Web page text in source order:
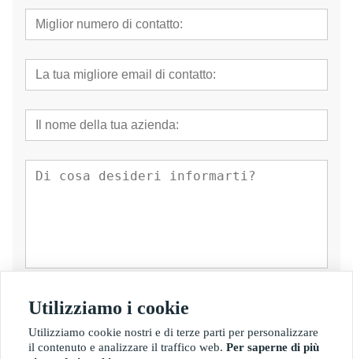
presentare
Utilizziamo i cookie
Utilizziamo cookie nostri e di terze parti per personalizzare
il contenuto e analizzare il traffico web. Per saperne di più